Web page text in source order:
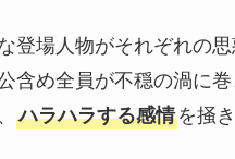
登場人物がそれぞれの
含め全員が不穏の渦に
ハラハラする感情を掻